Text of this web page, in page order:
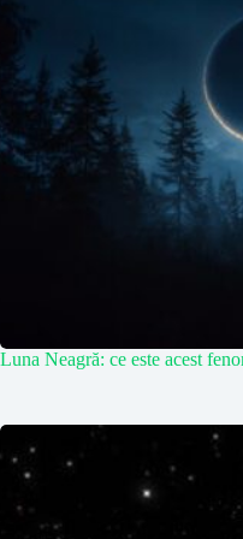
Luna Neagră: ce este acest